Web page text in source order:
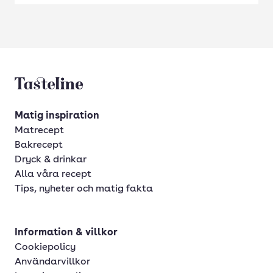
Tasteline startsida
Matig inspiration
Matrecept
Bakrecept
Dryck & drinkar
Alla våra recept
Tips, nyheter och matig fakta
Information & villkor
Cookiepolicy
Användarvillkor